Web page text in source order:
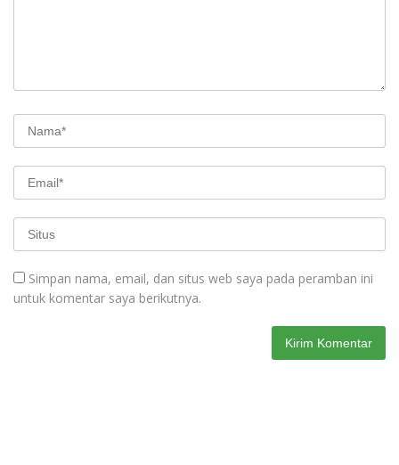
Simpan nama, email, dan situs web saya pada peramban ini
untuk komentar saya berikutnya.